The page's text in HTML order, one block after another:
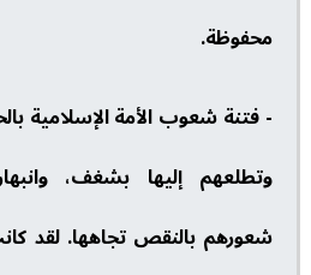
محفوظة.
- فتنة شعوب الأمة الإسلامية
وتطلعهم إليها بشغف،
شعورهم بالنقص تجاهها. لقد